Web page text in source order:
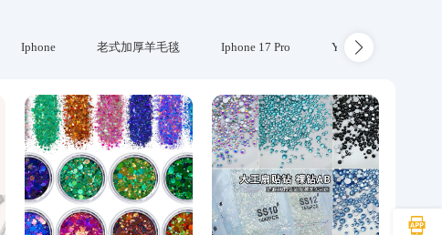
Iphone 老式加厚羊毛毯 Iphone 17 Pro Yubikey